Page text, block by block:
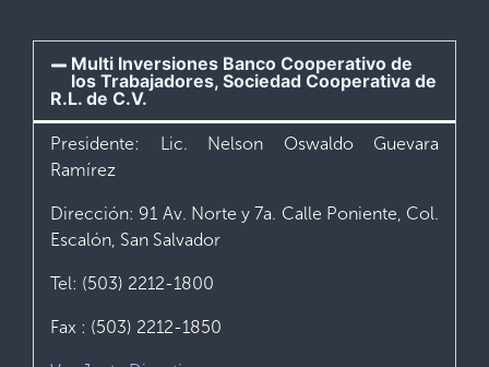
Multi Inversiones Banco Cooperativo de
los Trabajadores, Sociedad Cooperativa de
R.L. de C.V.
Presidente: Lic. Nelson Oswaldo Guevara
Ramírez
Dirección: 91 Av. Norte y 7a. Calle Poniente, Col.
Escalón, San Salvador
Tel: (503) 2212-1800
Fax : (503) 2212-1850